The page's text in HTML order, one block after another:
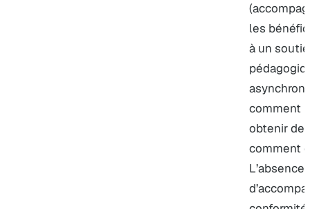
les
à un
comment
obtenir de
comment